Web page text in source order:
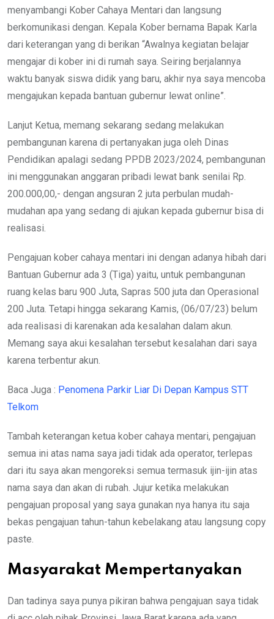
menyambangi Kober Cahaya Mentari dan langsung
berkomunikasi dengan. Kepala Kober bernama Bapak Karla
dari keterangan yang di berikan “Awalnya kegiatan belajar
mengajar di kober ini di rumah saya. Seiring berjalannya
waktu banyak siswa didik yang baru, akhir nya saya mencoba
mengajukan kepada bantuan gubernur lewat online”.
Lanjut Ketua, memang sekarang sedang melakukan
pembangunan karena di pertanyakan juga oleh Dinas
Pendidikan apalagi sedang PPDB 2023/2024, pembangunan
ini menggunakan anggaran pribadi lewat bank senilai Rp.
200.000,00,- dengan angsuran 2 juta perbulan mudah-
mudahan apa yang sedang di ajukan kepada gubernur bisa di
realisasi.
Pengajuan kober cahaya mentari ini dengan adanya hibah dari
Bantuan Gubernur ada 3 (Tiga) yaitu, untuk pembangunan
ruang kelas baru 900 Juta, Sapras 500 juta dan Operasional
200 Juta. Tetapi hingga sekarang Kamis, (06/07/23) belum
ada realisasi di karenakan ada kesalahan dalam akun.
Memang saya akui kesalahan tersebut kesalahan dari saya
karena terbentur akun.
Baca Juga : Penomena Parkir Liar Di Depan Kampus STT
Telkom
Tambah keterangan ketua kober cahaya mentari, pengajuan
semua ini atas nama saya jadi tidak ada operator, terlepas
dari itu saya akan mengoreksi semua termasuk ijin-ijin atas
nama saya dan akan di rubah. Jujur ketika melakukan
pengajuan proposal yang saya gunakan nya hanya itu saja
bekas pengajuan tahun-tahun kebelakang atau langsung copy
paste.
Masyarakat Mempertanyakan
Dan tadinya saya punya pikiran bahwa pengajuan saya tidak